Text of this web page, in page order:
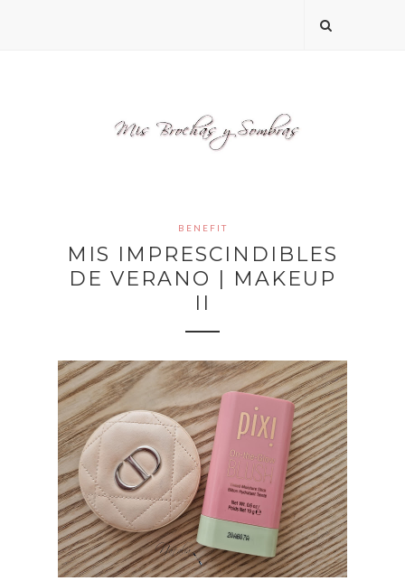
BENEFIT
MIS IMPRESCINDIBLES
DE VERANO | MAKEUP
II